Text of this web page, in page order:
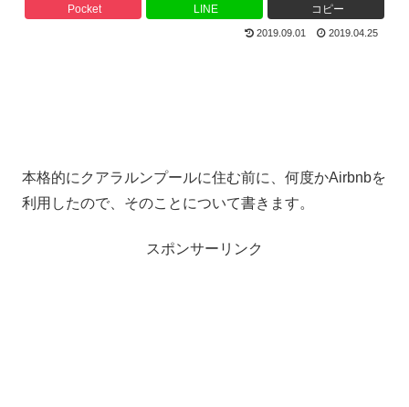
Pocket LINE コピー
2019.09.01 2019.04.25
本格的にクアラルンプールに住む前に、何度かAirbnbを
利用したので、そのことについて書きます。
スポンサーリンク